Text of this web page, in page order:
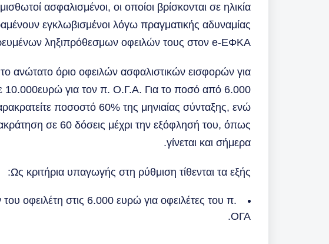
ασφαλισμένοι, οι οποίοι βρίσκονται σε ηλικία
εγκλωβισμένοι λόγω πραγματικής αδυναμίας
ληξιπρόθεσμων οφειλών τους στον e-ΕΦΚΑ.»
το ανώτατο όριο οφειλών ασφαλιστικών εισφορών για
10.000ευρώ για τον π. Ο.Γ.Α. Για το ποσό από 6.000
ποσοστό 60% της μηνιαίας σύνταξης, ενώ
σε 60 δόσεις μέχρι την εξόφλησή του, όπως
γίνεται και σήμερα.
Ως κριτήρια υπαγωγής στη ρύθμιση τίθενται τα εξής:
οφειλέτη στις 6.000 ευρώ για οφειλέτες του π.
ΟΓΑ.